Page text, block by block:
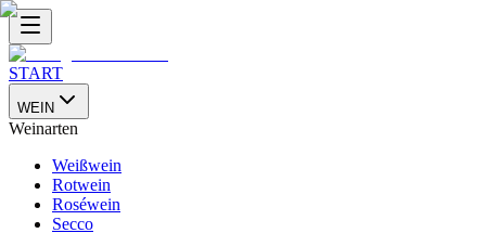
START
WEIN
Weinarten
Weißwein
Rotwein
Roséwein
Secco